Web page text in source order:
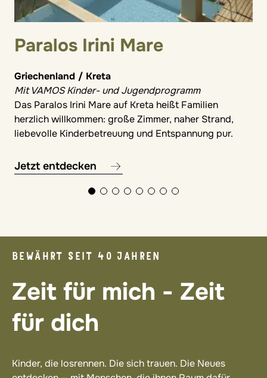
Paralos Irini Mare
Griechenland / Kreta
Mit VAMOS Kinder- und Jugendprogramm
Das Paralos Irini Mare auf Kreta heißt Familien
herzlich willkommen: große Zimmer, naher Strand,
liebevolle Kinderbetreuung und Entspannung pur.
Jetzt entdecken
BEWÄHRT SEIT 40 JAHREN
Zeit für mich - Zeit
für dich
Kinder, die losrennen. Die sich trauen. Die Neues